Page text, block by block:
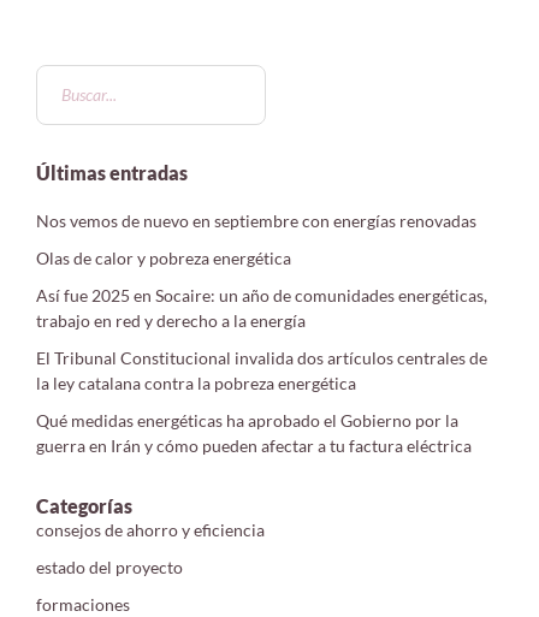
Últimas entradas
Nos vemos de nuevo en septiembre con energías renovadas
Olas de calor y pobreza energética
Así fue 2025 en Socaire: un año de comunidades energéticas,
trabajo en red y derecho a la energía
El Tribunal Constitucional invalida dos artículos centrales de
la ley catalana contra la pobreza energética
Qué medidas energéticas ha aprobado el Gobierno por la
guerra en Irán y cómo pueden afectar a tu factura eléctrica
Categorías
consejos de ahorro y eficiencia
estado del proyecto
formaciones